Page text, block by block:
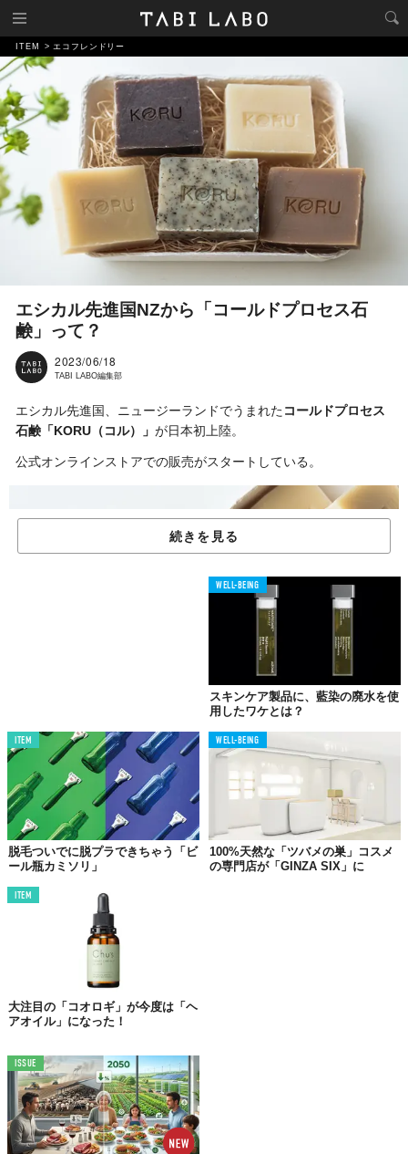
ITEM エコフレンドリー
エシカル先進国NZから「コールドプロセス石
鹸」って？
2023/06/18
TABI LABO編集部
エシカル先進国、ニュージーランドでうまれたコールドプロセス
石鹸「KORU（コル）」 が日本初上陸。
公式オンラインストアでの販売がスタートしている。
©株式会社KORU
「肌トラブルに悩む家族を救いたい」「ずっと気になっていた家
庭に溢れるプラスチックをなくしたい」との想いから、ニュージ
ーランドに住むブリジットさんが試行錯誤の末に作り出した
KORU。
そのポイントは、
材料に熱を加えずじっくりと熟成させるコールドプロセス
によって、主原料である植物由来のオイルが含む良質
な成分が保たれている
気温や湿度に対応しながら、
手作りされている
クルエルティフリー＆プラスチックフリー
香料にエッセンシャルオイルを使用しているので、天然の
……といったところ。
続きを見る
WELL-BEING
スキンケア製品に、藍染の廃水を使
用したワケとは？
ITEM
脱毛ついでに脱プラできちゃう「ビ
ール瓶カミソリ」
WELL-BEING
100%天然な「ツバメの巣」コスメ
の専門店が「GINZA SIX」に
ITEM
大注目の「コオロギ」が今度は「ヘ
アオイル」になった！
ISSUE